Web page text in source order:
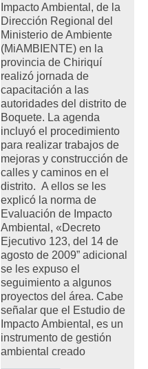
Impacto Ambiental, de la
Dirección Regional del
Ministerio de Ambiente
(MiAMBIENTE) en la
provincia de Chiriquí
realizó jornada de
capacitación a las
autoridades del distrito de
Boquete. La agenda
incluyó el procedimiento
para realizar trabajos de
mejoras y construcción de
calles y caminos en el
distrito. A ellos se les
explicó la norma de
Evaluación de Impacto
Ambiental, «Decreto
Ejecutivo 123, del 14 de
agosto de 2009” adicional
se les expuso el
seguimiento a algunos
proyectos del área. Cabe
señalar que el Estudio de
Impacto Ambiental, es un
instrumento de gestión
ambiental creado